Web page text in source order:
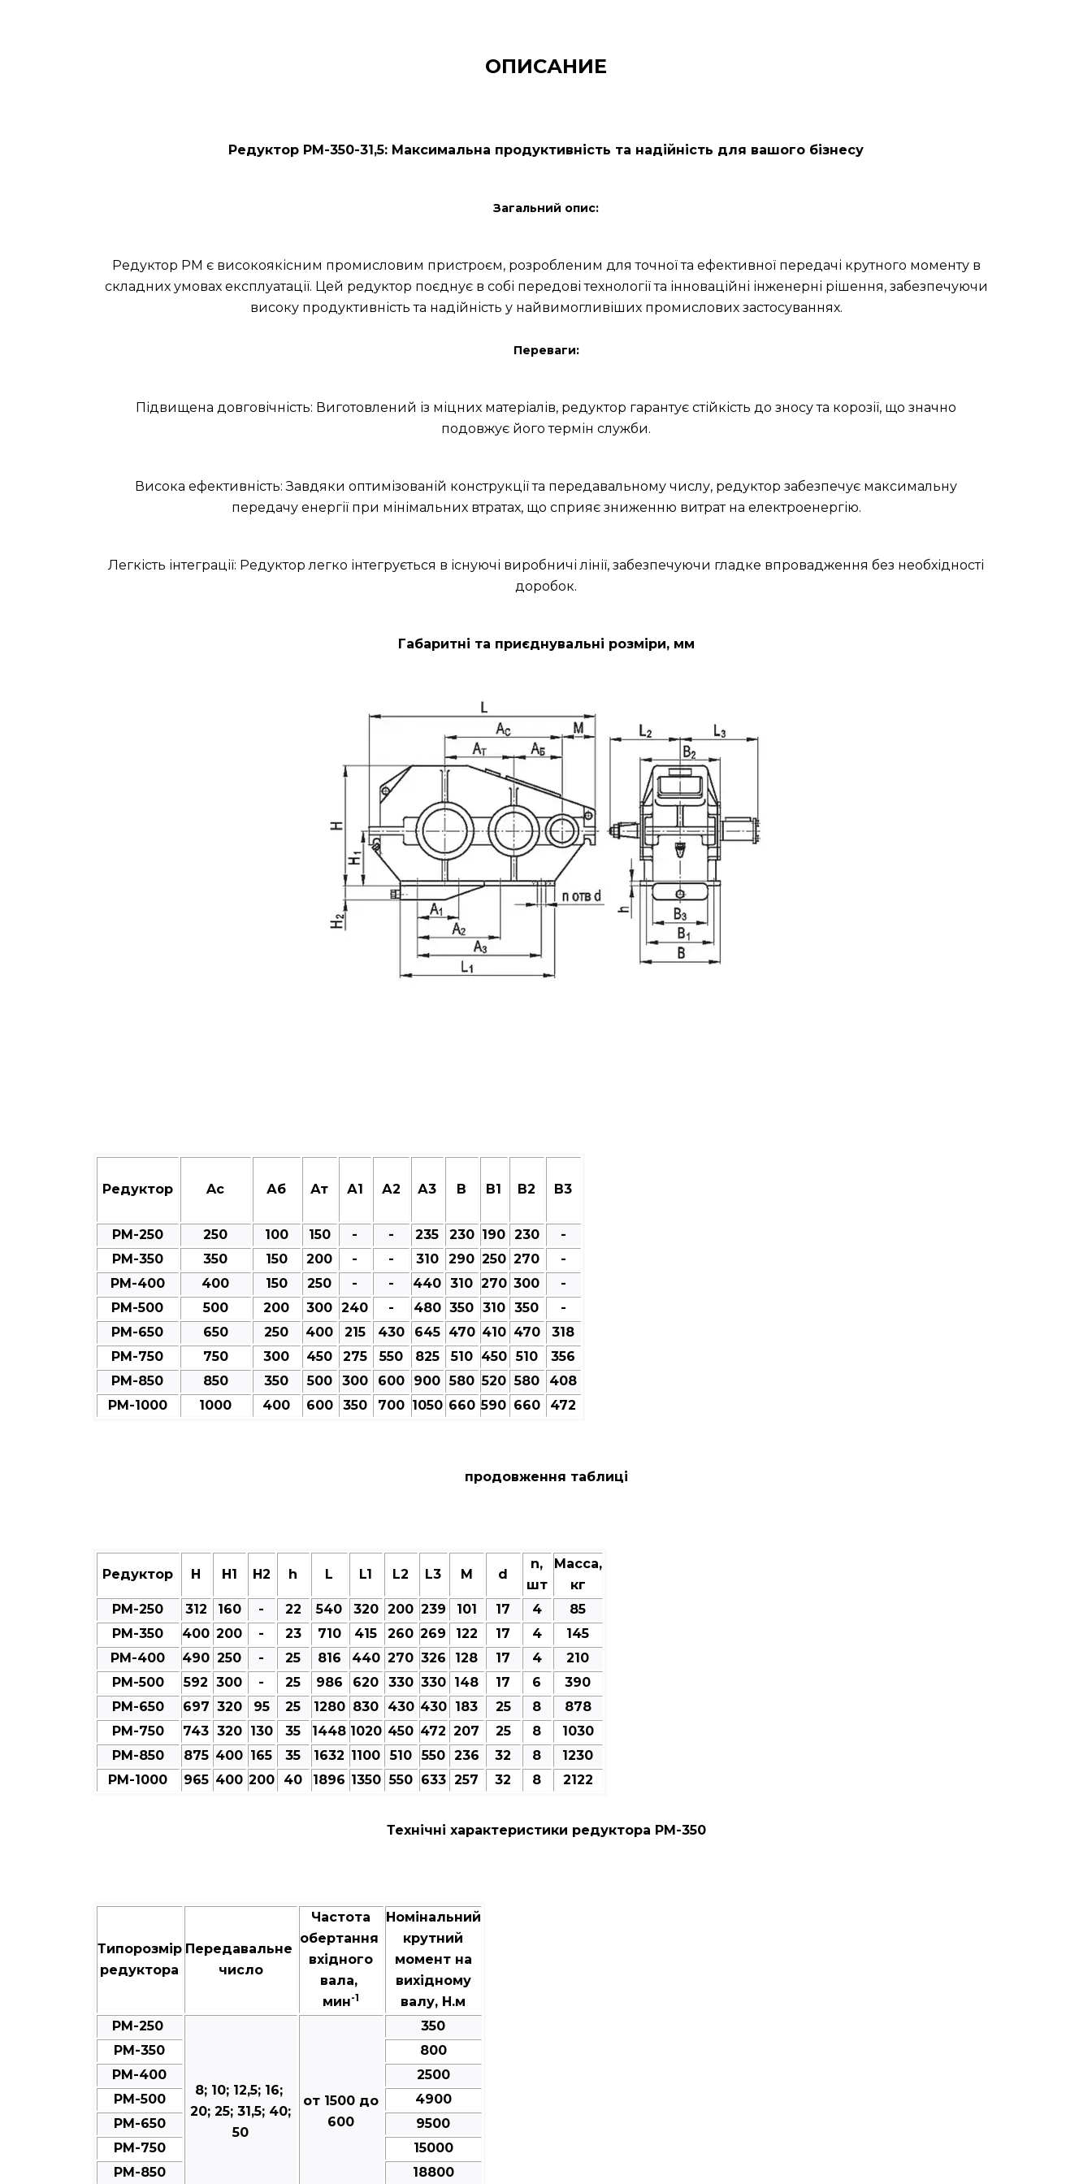
ОПИСАНИЕ
Редуктор РМ-350-31,5: Максимальна продуктивність та надійність для вашого бізнесу
Загальний опис:
Редуктор РМ є високоякісним промисловим пристроєм, розробленим для точної та ефективної передачі крутного моменту в
складних умовах експлуатації. Цей редуктор поєднує в собі передові технології та інноваційні інженерні рішення, забезпечуючи
високу продуктивність та надійність у найвимогливіших промислових застосуваннях.
Переваги:
Підвищена довговічність: Виготовлений із міцних матеріалів, редуктор гарантує стійкість до зносу та корозії, що значно
подовжує його термін служби.
Висока ефективність: Завдяки оптимізованій конструкції та передавальному числу, редуктор забезпечує максимальну
передачу енергії при мінімальних втратах, що сприяє зниженню витрат на електроенергію.
Легкість інтеграції: Редуктор легко інтегрується в існуючі виробничі лінії, забезпечуючи гладке впровадження без необхідності
доробок.
Габаритні та приєднувальні розміри, мм
Редуктор Aс Аб Ат А1 А2 А3 В В1 В2 В3
РМ-250 250 100 150 - - 235 230 190 230
-
РМ-350
350 150 200 - - 310 290 250 270
-
РМ-400
400 150 250 - - 440 310 270 300
-
РМ-500
500 200 300 240 - 480 350 310 350
-
РМ-650
650 250 400 215 430 645 470 410 470
318
РМ-750
750 300 450 275 550 825 510 450 510
356
РМ-850
850 350 500 300 600 900 580 520 580
408
РМ-1000
1000 400 600 350 700 1050 660 590 660 472
продовження таблиці
Редуктор Н Н1 Н2 h L L1 L2 L3 M d
n,
шт
Масса,
кг
РМ-250
312 160 - 22 540 320 200 239 101 17 4
85
РМ-350
400 200 - 23 710 415 260 269 122 17 4
145
РМ-400
490 250 - 25 816 440 270 326 128 17 4
210
РМ-500
592 300 - 25 986 620 330 330 148 17 6
390
РМ-650
697 320 95 25 1280 830 430 430 183 25 8
878
РМ-750
743 320 130 35 1448 1020 450 472 207 25 8
1030
РМ-850
875 400 165 35 1632 1100 510 550 236 32 8
1230
РМ-1000
965 400 200 40 1896 1350 550 633 257 32 8 2122
Технічні характеристики редуктора РМ-350
Типорозмір
редуктора
Передавальне
число
Частота
обертання
вхідного
вала,
мин-1
Номінальний
крутний
момент на
вихідному
валу, Н.м
РМ-250
8; 10; 12,5; 16;
20; 25; 31,5; 40;
50
от 1500 до
600
350
РМ-350
800
РМ-400
2500
РМ-500
4900
РМ-650
9500
РМ-750
15000
РМ-850
18800